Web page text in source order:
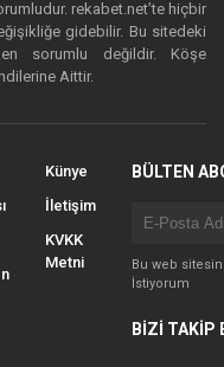
rekabet.net’te hiçbir
gidebilir. Bu sitedeki
sorumlu değildir. Köşe
Aittir.
Künye
İletişim
KVKK
Metni
BÜLTEN
Bu web
İstiyorum
BİZİ TAKİP